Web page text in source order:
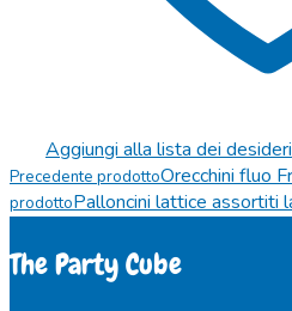
Aggiungi alla lista dei desideri
Precedente prodottoOrecchini fluo
prodottoPalloncini lattice assortiti
The Party Cube